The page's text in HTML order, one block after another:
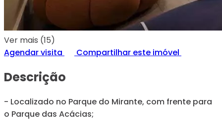
Ver mais (15)
Agendar visita
Compartilhar este imóvel
Descrição
- Localizado no Parque do Mirante, com frente para
o Parque das Acácias;